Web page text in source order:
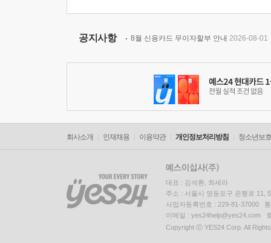
공지사항 8월 신용카드 무이자할부 안내 2026-08-01
회사소개 인재채용 이용약관 개인정보처리방침 청소년보
대표 : 김석환, 최세라
주소 : 서울시 영등포구 은행로 11,
사업자등록번호 : 229-81-37000
이메일 : yes24help@yes24.com
Copyright ⓒ YES24 Corp. All